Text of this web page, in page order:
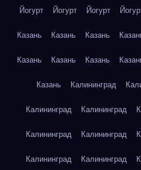
Йогурт Йогурт Йогурт
Казань Казань Казань
Казань Казань Казань
Казань Калининград
Калининград Калининград
Калининград Калининград
Калининград Калининград